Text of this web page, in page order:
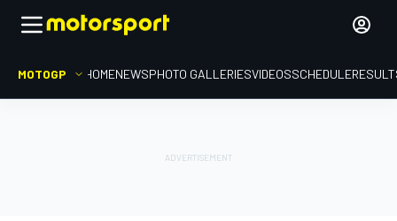
MOTOGP HOMENEWSPHOTO GALLERIESVIDEOSSCHEDULE